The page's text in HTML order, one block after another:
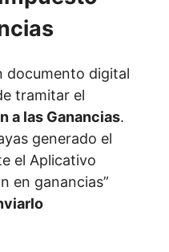
documento digital
tramitar el
a las Ganancias.
generado el
el Aplicativo
en ganancias”